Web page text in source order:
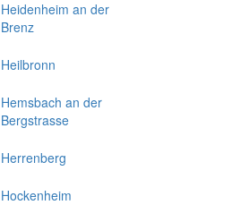
Heidenheim an der
Brenz
Heilbronn
Hemsbach an der
Bergstrasse
Herrenberg
Hockenheim